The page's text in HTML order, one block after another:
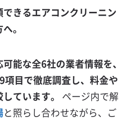
きるエアコンクリーニン
。
能な全6社の業者情報を、
項目で徹底調査し、料金や
ています。
ページ内で解
と照らし合わせながら、ご